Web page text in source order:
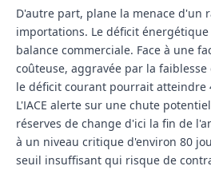
D'autre part, plane la menace d'un
importations. Le déficit
balance commerciale. Face à une
coûteuse, aggravée par la
le déficit courant pourrait atteindre
L'IACE alerte sur une chute
réserves de change d'ici la fin de
à un niveau critique d'environ 80
seuil insuffisant qui risque de